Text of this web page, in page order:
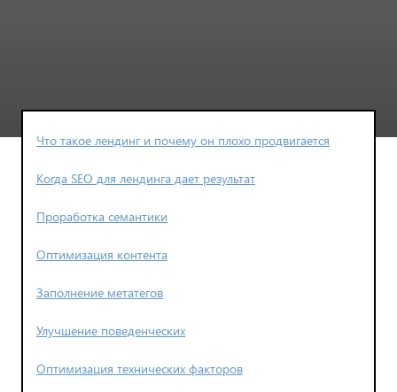
Что такое лендинг и почему он плохо продвигается
Когда SEO для лендинга дает результат
Проработка семантики
Оптимизация контента
Заполнение метатегов
Улучшение поведенческих
Оптимизация технических факторов